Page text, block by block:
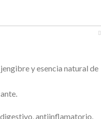
y esencia natural de
antiinflamatorio.